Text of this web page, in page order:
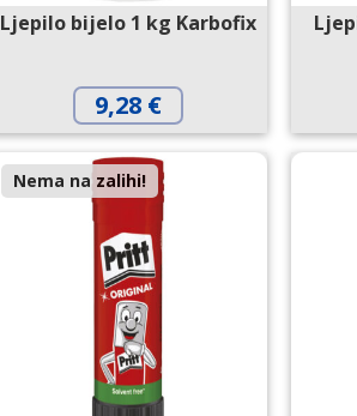
Ljepilo bijelo 1 kg Karbofix
9,28 €
Nema na zalihi!